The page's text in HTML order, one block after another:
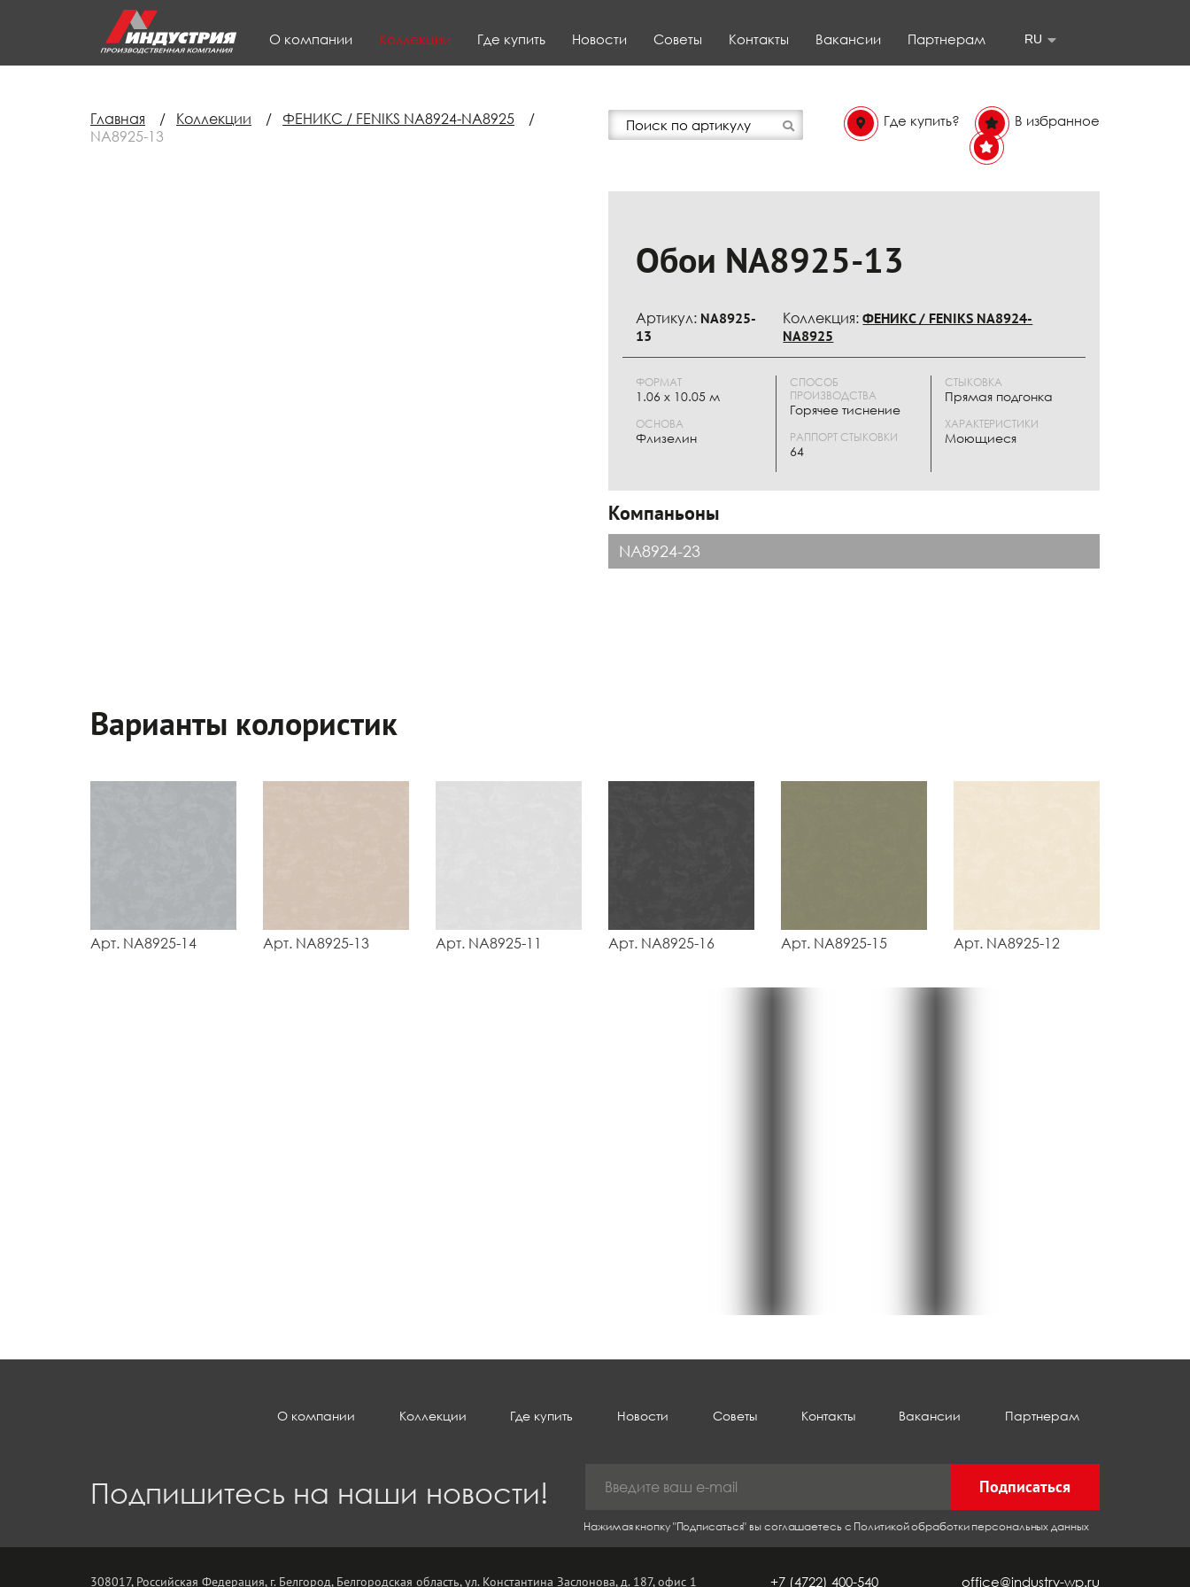
О компании Коллекции Где купить Новости Советы Контакты Вакансии Партнерам RU
Главная / Коллекции / ФЕНИКС / FENIKS NA8924-NA8925
/
NA8925-13
Где купить? В избранное
Обои NA8925-13
Артикул: NA8925-
13
Коллекция:ФЕНИКС / FENIKS NA8924-
NA8925
ФОРМАТ
1.06 x 10.05 м
ОСНОВА
Флизелин
СПОСОБ
ПРОИЗВОДСТВА
Горячее тиснение
РАППОРТ СТЫКОВКИ
64
СТЫКОВКА
Прямая подгонка
ХАРАКТЕРИСТИКИ
Моющиеся
Компаньоны
NA8924-23
Варианты колористик
Арт. NA8925-14 Арт. NA8925-13 Арт. NA8925-11 Арт. NA8925-16 Арт. NA8925-15 Арт. NA8925-12
О компании Коллекции Где купить Новости Советы Контакты Вакансии Партнерам
Подпишитесь на наши новости! Подписаться
Нажимая кнопку "Подписаться" вы соглашаетесь с Политикой обработки персональных данных
308017, Российская Федерация, г. Белгород, Белгородская область, ул. Константина Заслонова, д. 187, офис 1 +7 (4722) 400-540 office@industry-wp.ru